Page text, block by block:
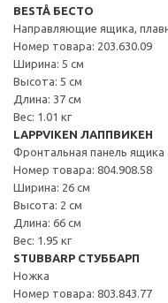
BESTÅ БЕСТО
Направляющие ящика,
Номер товара: 203.630.09
Ширина: 5 см
Высота: 5 см
Длина: 37 см
Вес: 1.01 кг
LAPPVIKEN ЛАППВИКЕН
Фронтальная панель ящика
Номер товара: 804.908.58
Ширина: 26 см
Высота: 2 см
Длина: 66 см
Вес: 1.95 кг
STUBBARP СТУББАРП
Ножка
Номер товара: 803.843.77